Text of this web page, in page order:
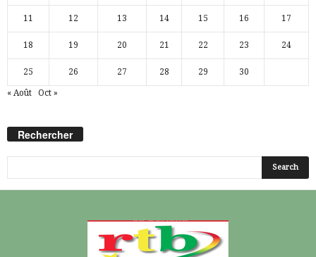
11 12 13 14 15 16 17
18 19 20 21 22 23 24
25 26 27 28 29 30
« Août Oct »
Rechercher